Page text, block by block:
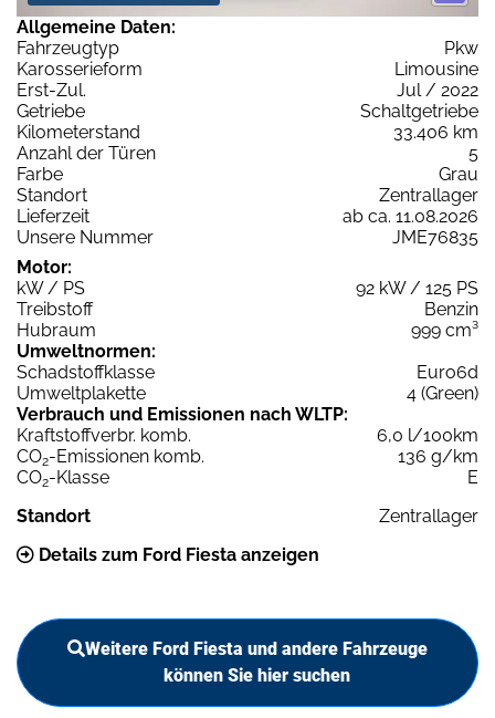
Allgemeine Daten:
Fahrzeugtyp
Pkw
Karosserieform
Limousine
Erst-Zul.
Jul / 2022
Getriebe
Schaltgetriebe
Kilometerstand
33.406 km
Anzahl der Türen
5
Farbe
Grau
Standort
Zentrallager
Lieferzeit
ab ca. 11.08.2026
Unsere Nummer
JME76835
Motor:
kW / PS
92 kW / 125 PS
Treibstoff
Benzin
Hubraum
999 cm³
Umweltnormen:
Schadstoffklasse
Euro6d
Umweltplakette
4 (Green)
Verbrauch und Emissionen nach WLTP:
Kraftstoffverbr. komb.
6,0 l/100km
CO2-Emissionen komb.
136 g/km
CO2-Klasse
E
Standort
Zentrallager
Details zum Ford Fiesta anzeigen
Weitere Ford Fiesta und andere Fahrzeuge
können Sie hier suchen